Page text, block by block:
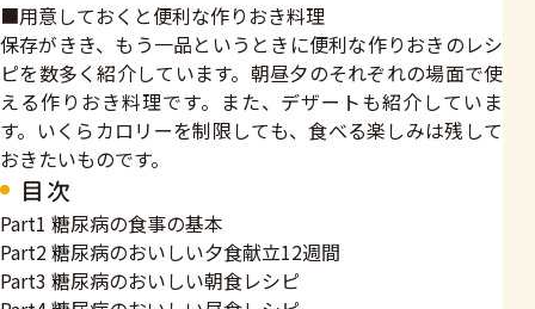
■用意しておくと便利な作りおき料理
保存がきき、もう一品というときに便利な作りおきのレシ
ピを数多く紹介しています。朝昼夕のそれぞれの場面で使
える作りおき料理です。また、デザートも紹介していま
す。いくらカロリーを制限しても、食べる楽しみは残して
おきたいものです。
目次
Part1 糖尿病の食事の基本
Part2 糖尿病のおいしい夕食献立12週間
Part3 糖尿病のおいしい朝食レシピ